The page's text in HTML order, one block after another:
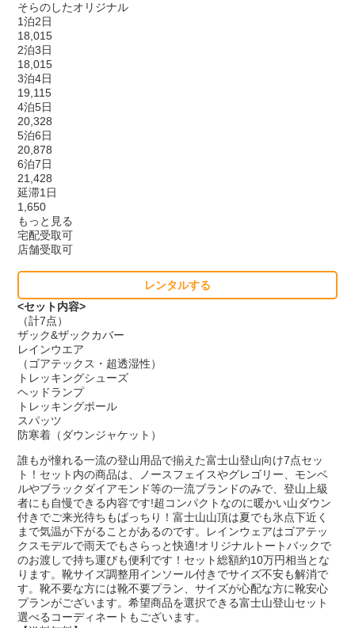
そらのしたオリジナル
1泊2日
18,015
2泊3日
18,015
3泊4日
19,115
4泊5日
20,328
5泊6日
20,878
6泊7日
21,428
延滞1日
1,650
もっと見る
宅配受取可
店舗受取可
レンタルする
<セット内容>
（計7点）
ザック&ザックカバー
レインウエア
（ゴアテックス・超透湿性）
トレッキングシューズ
ヘッドランプ
トレッキングポール
スパッツ
防寒着（ダウンジャケット）
誰もが憧れる一流の登山用品で揃えた富士山登山向け7点セッ
ト！セット内の商品は、ノースフェイスやグレゴリー、モンベ
ルやブラックダイアモンド等の一流ブランドのみで、登山上級
者にも自慢できる内容です!超コンパクトなのに暖かい山ダウン
付きでご来光待ちもばっちり！富士山山頂は夏でも氷点下近く
まで気温が下がることがあるのです。レインウェアはゴアテッ
クスモデルで雨天でもさらっと快適!オリジナルトートバックで
のお渡しで持ち運びも便利です！セット総額約10万円相当とな
ります。靴サイズ調整用インソール付きでサイズ不安も解消で
す。靴不要な方には靴不要プラン、サイズが心配な方に靴安心
プランがございます。希望商品を選択できる富士山登山セット
選べるコーディネートもございます。